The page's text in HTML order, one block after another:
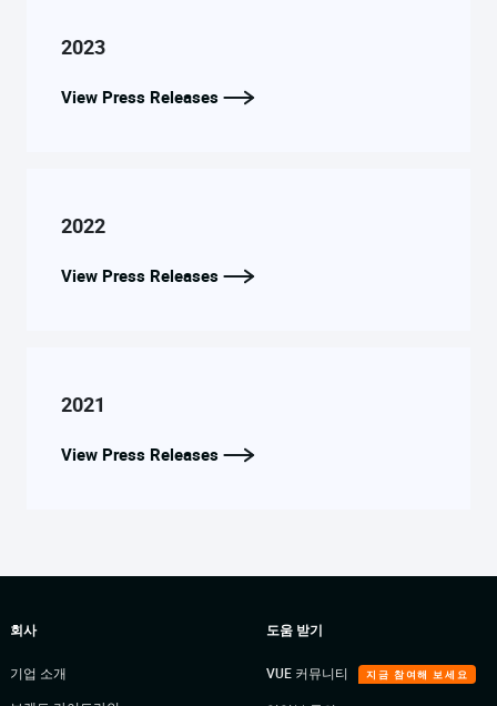
2023
View Press Releases
2022
View Press Releases
2021
View Press Releases
회사
기업 소개
도움 받기
VUE 커뮤니티 지금 참여해 보세요